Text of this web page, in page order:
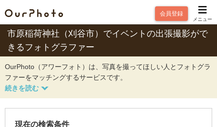
会員登録
メニュー
市原稲荷神社（刈谷市）でイベントの出張撮影がで
きるフォトグラファー
OurPhoto（アワーフォト）は、写真を撮ってほしい人とフォトグラ
ファーをマッチングするサービスです。
現在の検索条件